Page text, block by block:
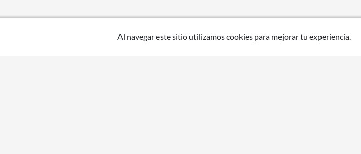
Al navegar este sitio utilizamos cookies para mejorar tu experiencia.